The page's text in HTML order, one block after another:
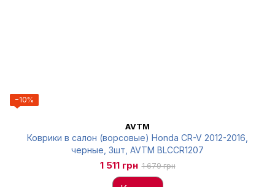
−10%
AVTM
Коврики в салон (ворсовые) Honda CR-V 2012-2016,
черные, 3шт, AVTM BLCCR1207
1 511 грн 1 679 грн